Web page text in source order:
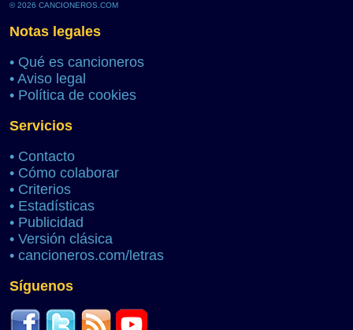
© 2026 CANCIONEROS.COM
Notas legales
• Qué es cancioneros
• Aviso legal
• Política de cookies
Servicios
• Contacto
• Cómo colaborar
• Criterios
• Estadísticas
• Publicidad
• Versión clásica
• cancioneros.com/letras
Síguenos